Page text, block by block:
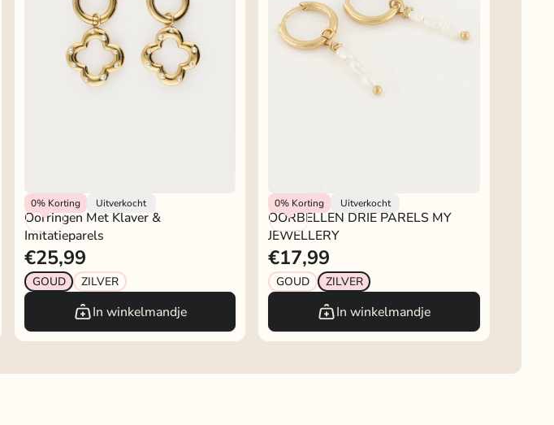
0%Korting Uitverkocht
My Jewellery
Oorringen Met Klaver &
Imitatieparels
€25,99
GOUD ZILVER
In winkelmandje
0%Korting Uitverkocht
My Jewellery
OORBELLEN DRIE PARELS MY
JEWELLERY
€17,99
GOUD ZILVER
In winkelmandje